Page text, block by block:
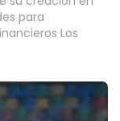
para
Los